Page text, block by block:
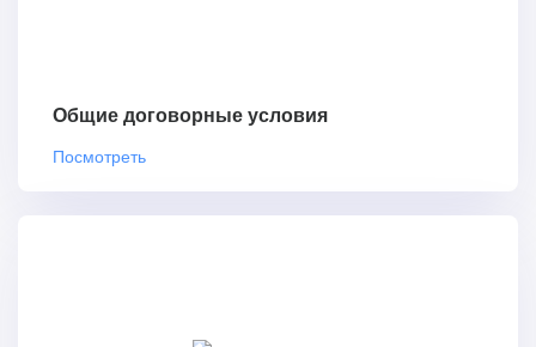
Общие договорные условия
Посмотреть